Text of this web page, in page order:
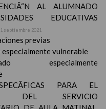
AL ALUMNADO
EDUCATIVAS
septiembre 2021
previas
especialmente vulnerable
especialmente
PARA EL
DEL SERVICIO